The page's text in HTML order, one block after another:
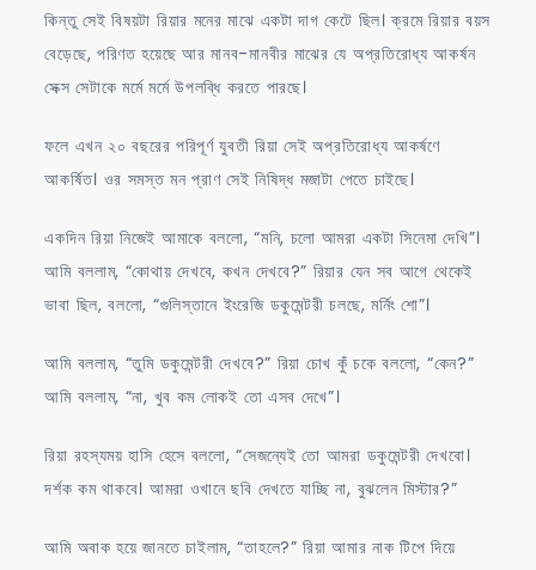
কিন্তু সেই বিষয়টা রিয়ার মনের মাঝে একটা দাগ কেটে ছিল। ক্রমে রিয়ার বয়স
বেড়েছে, পরিণত হয়েছে আর মানব-মানবীর মাঝের যে অপ্রতিরোধ্য আকর্ষন
সেক্স সেটাকে মর্মে মর্মে উপলব্ধি করতে পারছে।
ফলে এখন ২০ বছরের পরিপূর্ণ যুবতী রিয়া সেই অপ্রতিরোধ্য আকর্ষণে
আকর্ষিত। ওর সমস্ত মন প্রাণ সেই নিষিদ্ধ মজাটা পেতে চাইছে।
একদিন রিয়া নিজেই আমাকে বললো, “মনি, চলো আমরা একটা সিনেমা দেখি”।
আমি বললাম, “কোথায় দেখবে, কখন দেখবে?” রিয়ার যেন সব আগে থেকেই
ভাবা ছিল, বললো, “গুলিস্তানে ইংরেজি ডকুমেন্টরী চলছে, মর্নিং শো”।
আমি বললাম, “তুমি ডকুমেন্টরী দেখবে?” রিয়া চোখ কুঁ চকে বললো, “কেন?”
আমি বললাম, “না, খুব কম লোকই তো এসব দেখে”।
রিয়া রহস্যময় হাসি হেসে বললো, “সেজন্যেই তো আমরা ডকুমেন্টরী দেখবো।
দর্শক কম থাকবে। আমরা ওখানে ছবি দেখতে যাচ্ছি না, বুঝলেন মিস্টার?”
আমি অবাক হয়ে জানতে চাইলাম, “তাহলে?” রিয়া আমার নাক টিপে দিয়ে